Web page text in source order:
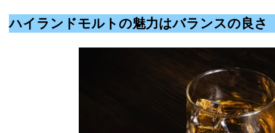
ハイランドモルトの魅力はバランスの良さ